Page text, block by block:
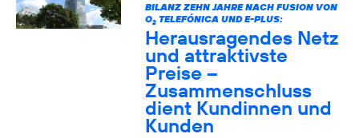
BILANZ ZEHN JAHRE NACH FUSION VON
O2TELEFÓNICA UND E-PLUS:
Herausragendes Netz
und attraktivste
Preise –
Zusammenschluss
dient Kundinnen und
Kunden